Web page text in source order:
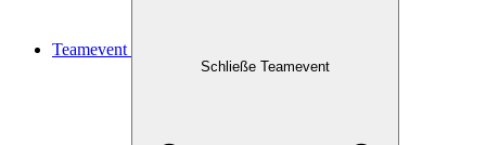
Teamevent
Schließe Teamevent